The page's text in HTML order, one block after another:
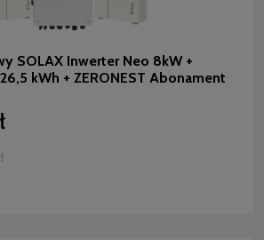
SOLAX Inwerter Neo 8kW +
kWh + ZERONEST Abonament